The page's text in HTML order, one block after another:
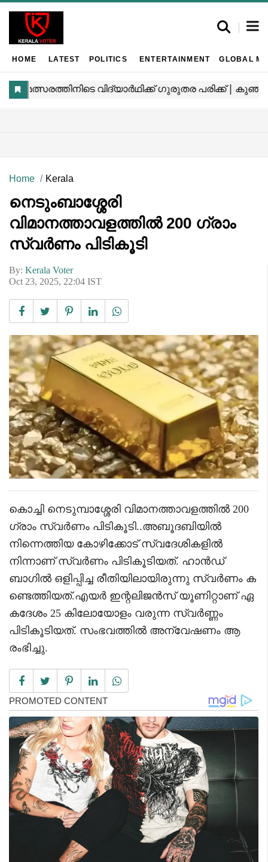
HOME LATEST POLITICS ENTERTAINMENT GLOBAL
Home Kerala
നെടുംബാശ്ശേരി
വിമാനത്താവളത്തിൽ 200 ഗ്രാം
സ്വർണം പിടികൂടി
By: Kerala Voter
Oct 23, 2025, 22:04 IST
കൊച്ചി നെടുമ്പാശ്ശേരി വിമാനത്താവളത്തിൽ 200
ഗ്രാം സ്വർണം പിടികൂടി..അബൂദബിയിൽ
നിന്നെത്തിയ കോഴിക്കോട് സ്വദേശികളിൽ
നിന്നാണ് സ്വർണം പിടികൂടിയത്. ഹാൻഡ്
ബാഗിൽ ഒളിപ്പിച്ച രീതിയിലായിരുന്നു സ്വർണം ക
ണ്ടെത്തിയത്.എയർ ഇന്റലിജൻസ് യൂണിറ്റാണ് ഏ
കദേശം 25 കിലോയോളം വരുന്ന സ്വർണ്ണം
പിടികൂടിയത്. സംഭവത്തിൽ അന്വേഷണം ആ
രംഭിച്ചു.